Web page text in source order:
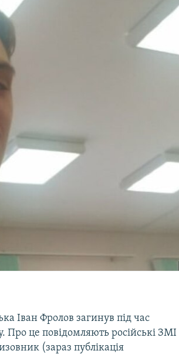
Іван Фролов загинув під час
Про це повідомляють російські ЗМІ
(зараз публікація